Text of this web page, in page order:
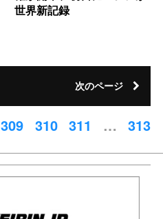
世界新記録
次のページ
309 310 311 … 313